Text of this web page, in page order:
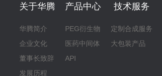
关于华腾
华腾简介
企业文化
董事长致辞
发展历程
产品中心
PEG衍生物
医药中间体
API
技术服务
定制合成服务
大包装产品